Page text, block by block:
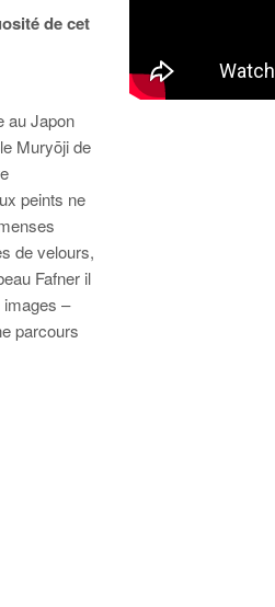
de cet
au Japon
Muryōji de
peints ne
de velours,
Fafner il
images –
parcours